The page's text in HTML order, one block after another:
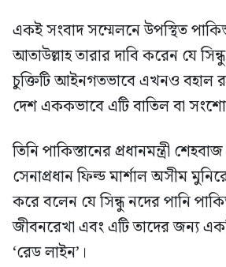
একই সংবাদ সম্মেলনে উপস্থিত
আতাউল্লাহ তারার দাবি করেন যে
চুক্তিটি আইনগতভাবে এখনও বহাল
দেশ এককভাবে এটি বাতিল বা
তিনি পাকিস্তানের প্রধানমন্ত্রী
সেনাপ্রধান ফিল্ড মার্শাল অসীম
করে বলেন যে সিন্ধু নদের পানি
জীবনরেখা এবং এটি তাদের জন্য
‘রেড লাইন’।